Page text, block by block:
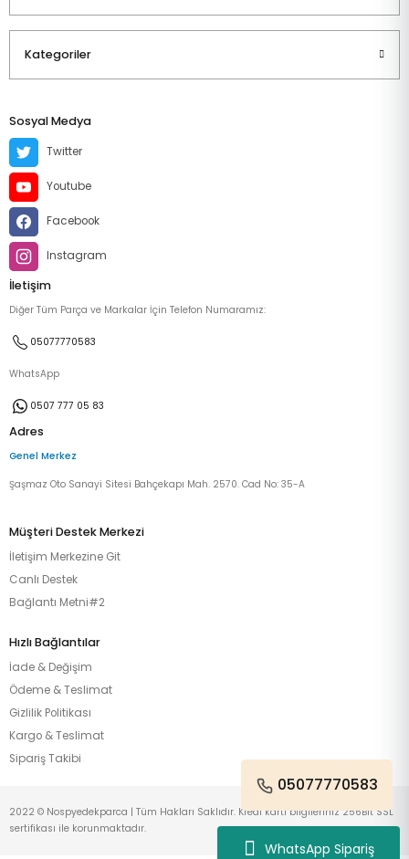
WhatsApp Sipariş
Kategoriler
Sosyal Medya
Twitter
Youtube
Facebook
Instagram
İletişim
Diğer Tüm Parça ve Markalar İçin Telefon Numaramız:
05077770583
WhatsApp
0507 777 05 83
Adres
Genel Merkez
Şaşmaz Oto Sanayi Sitesi Bahçekapı Mah. 2570. Cad No: 35-A
Müşteri Destek Merkezi
İletişim Merkezine Git
Canlı Destek
Bağlantı Metni#2
Hızlı Bağlantılar
İade & Değişim
Ödeme & Teslimat
Gizlilik Politikası
Kargo & Teslimat
Sipariş Takibi
05077770583
2022 © Nospyedekparca | Tüm Hakları Saklıdır. Kredi kartı bilgileriniz 256Bit SSL
sertifikası ile korunmaktadır.